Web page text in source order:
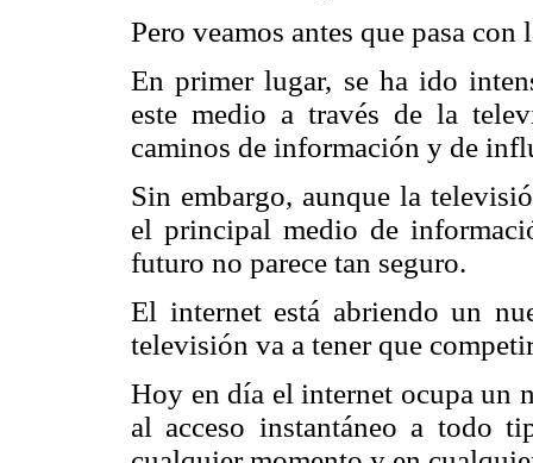
Pero veamos antes que pasa
En primer lugar, se ha ido
este medio a través de la
caminos de información y de
Sin embargo, aunque la
el principal medio de
futuro no parece tan seguro.
El internet está abriendo un
televisión va a tener que
Hoy en día el internet ocupa un
al acceso instantáneo a todo